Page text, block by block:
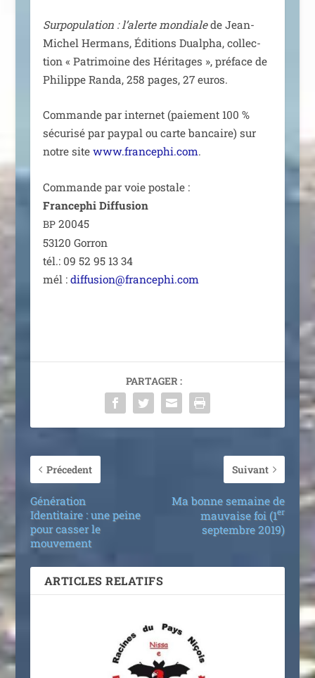
Surpopulation : l’alerte mon­dialede Jean-
Michel Hermans, Éditions Dualpha, col­lec­
tion « Patrimoine des Héritages », pré­face de
Philippe Randa, 258 pages, 27 euros.
Commande par inter­net (paie­ment 100 %
sécu­ri­sé par pay­pal ou carte ban­caire) sur
notre site www.francephi.com.
Commande par voie pos­tale :
Francephi Diffusion
BP20045
53120 Gorron
tél.: 09 52 95 13 34
mél : diffusion@francephi.com
PARTAGER :
Précedent
Génération
Identitaire : une peine
pour casser le
mouvement
Suivant
Ma bonne semaine de
mauvaise foi (1er
septembre 2019)
ARTICLES RELATIFS